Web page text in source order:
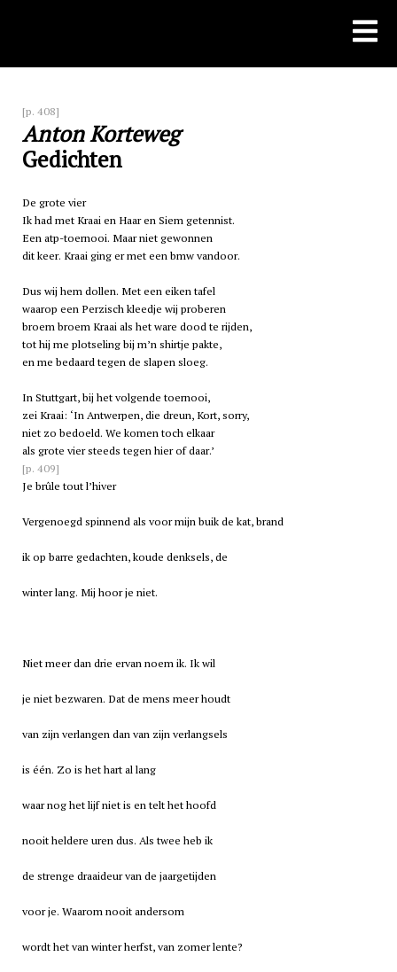
[p. 408]
Anton Korteweg
Gedichten
De grote vier
Ik had met Kraai en Haar en Siem getennist.
Eenatp-toernooi. Maar niet gewonnen
dit keer. Kraai ging er met eenbmwvandoor.
Dus wij hem dollen. Met een eiken tafel
waarop een Perzisch kleedje wij proberen
broem broem Kraai als het ware dood te rijden,
tot hij me plotseling bij m’n shirtje pakte,
en me bedaard tegen de slapen sloeg.
In Stuttgart, bij het volgende toernooi,
zei Kraai: ‘InAntwerpen, die dreun, Kort, sorry,
niet zo bedoeld. We komen toch elkaar
als grote vier steeds tegen hier of daar.’
[p. 409]
Je brûle tout l’hiver
Vergenoegd spinnend als voor mijn buik de kat, brand
ik op barre gedachten, koude denksels, de
winter lang. Mij hoor je niet.
Niet meer dan drie ervan noem ik. Ik wil
je niet bezwaren. Dat de mens meer houdt
van zijn verlangen dan van zijn verlangsels
is één. Zo is het hart al lang
waar nog het lijf niet is en telt het hoofd
nooit heldere uren dus. Als twee heb ik
de strenge draaideur van de jaargetijden
voor je. Waarom nooit andersom
wordt het van winter herfst, van zomer lente?